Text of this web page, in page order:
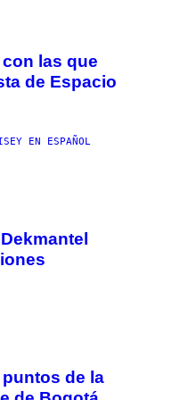
las que
de Espacio
EN ESPAÑOL
de la